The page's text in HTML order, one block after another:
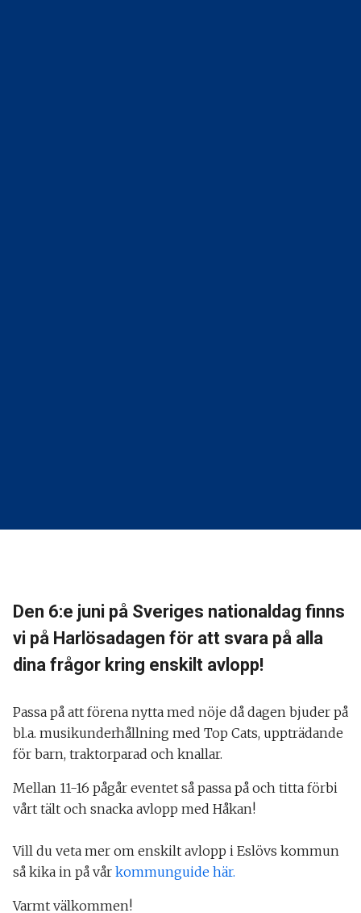
Den 6:e juni på Sveriges nationaldag finns
vi på Harlösadagen för att svara på alla
dina frågor kring enskilt avlopp!
Passa på att förena nytta med nöje då dagen bjuder på
bl.a. musikunderhållning med Top Cats, uppträdande
för barn, traktorparad och knallar.
Mellan 11-16 pågår eventet så passa på och titta förbi
vårt tält och snacka avlopp med Håkan!
Vill du veta mer om enskilt avlopp i Eslövs kommun
så kika in på vår kommunguide här.
Varmt välkommen!